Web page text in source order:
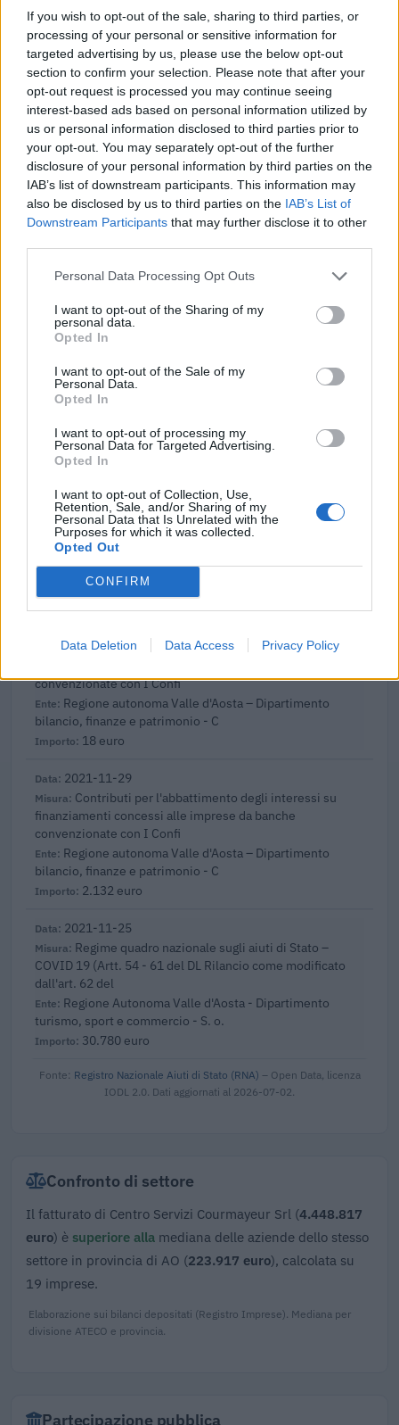
If you wish to opt-out of the sale, sharing to third parties, or
processing of your personal or sensitive information for
targeted advertising by us, please use the below opt-out
section to confirm your selection. Please note that after your
opt-out request is processed you may continue seeing
interest-based ads based on personal information utilized by
us or personal information disclosed to third parties prior to
your opt-out. You may separately opt-out of the further
disclosure of your personal information by third parties on the
IAB’s list of downstream participants. This information may
also be disclosed by us to third parties on the IAB’s List of
Downstream Participants that may further disclose it to other
Personal Data Processing Opt Outs
I want to opt-out of the Sharing of my
personal data.
Opted In
I want to opt-out of the Sale of my
Personal Data.
Opted In
I want to opt-out of processing my
Personal Data for Targeted Advertising.
Opted In
I want to opt-out of Collection, Use,
Retention, Sale, and/or Sharing of my
Personal Data that Is Unrelated with the
Purposes for which it was collected.
Opted Out
CONFIRM
Data Deletion Data Access Privacy Policy
bilancio, finanze e patrimonio - C
990 euro
2023-05-31
Misure fiscali automatiche e sovvenzioni a fondo
perduto a sostegno alle imprese e all'economia (come
modificato da C(20
agenzia delle entrate
87.494 euro
2023-05-31
Contributo a fondo perduto [e modifiche ai sensi
della decisione SA. 62668 e decisione C(2022) 171 final)
SA 101076)
43.747 euro
2022-11-22
Contributi per l'abbattimento degli interessi su
finanziamenti concessi alle imprese da banche
convenzionate con I Confi
bilancio, finanze e patrimonio - C
3.035 euro
2022-04-28
Accrescimento delle competenze della forza lavoro
- azioni di formazione continua
Regione Autonoma Valle d'Aosta - Dipartimento
politiche del lavoro e della forma
1.907 euro
Contributi per l'abbattimento degli interessi su
convenzionate con I Confi
Regione autonoma Valle d'Aosta – Dipartimento
bilancio, finanze e patrimonio - C
18 euro
2021-11-29
Contributi per l'abbattimento degli interessi su
finanziamenti concessi alle imprese da banche
convenzionate con I Confi
Regione autonoma Valle d'Aosta – Dipartimento
bilancio, finanze e patrimonio - C
2.132 euro
2021-11-25
Regime quadro nazionale sugli aiuti di Stato –
COVID 19 (Artt. 54 - 61 del DL Rilancio come modificato
dall'art. 62 del
Regione Autonoma Valle d'Aosta - Dipartimento
turismo, sport e commercio - S. o.
30.780 euro
Fonte: Registro Nazionale Aiuti di Stato (RNA) – Open Data, licenza
IODL 2.0. Dati aggiornati al 2026-07-02.
Confronto di settore
Il fatturato di Centro Servizi Courmayeur Srl (4.448.817
euro) è superiore alla mediana delle aziende dello stesso
settore in provincia di AO (223.917 euro), calcolata su
19 imprese.
Elaborazione sui bilanci depositati (Registro Imprese). Mediana per
divisione ATECO e provincia.
Partecipazione pubblica